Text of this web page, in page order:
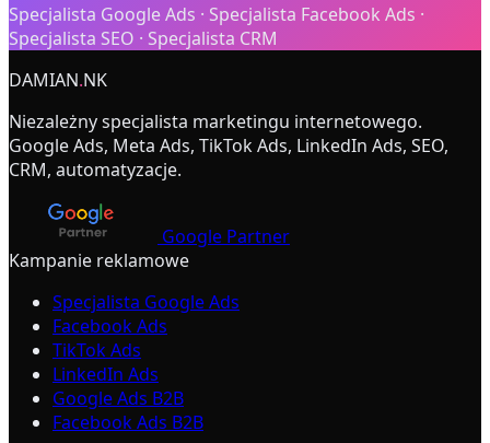
Specjalista Google Ads · Specjalista Facebook Ads ·
Specjalista SEO · Specjalista CRM
DAMIAN.NK
Niezależny specjalista marketingu internetowego.
Google Ads, Meta Ads, TikTok Ads, LinkedIn Ads, SEO,
CRM, automatyzacje.
Google Partner
Kampanie reklamowe
Specjalista Google Ads
Facebook Ads
TikTok Ads
LinkedIn Ads
Google Ads B2B
Facebook Ads B2B